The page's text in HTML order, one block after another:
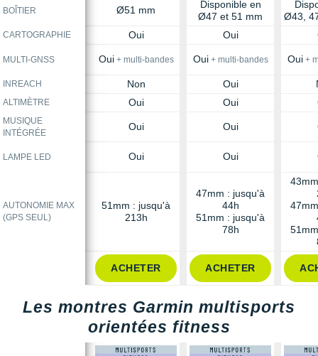
BOÎTIER Ø51 mm
Disponible en
Ø47 et 51 mm
Ø43,
CARTOGRAPHIE Oui Oui
MULTI-GNSS Oui+ multi-bandes Oui+ multi-bandes Oui+
INREACH Non Oui
ALTIMÈTRE Oui Oui
MUSIQUE
INTÉGRÉE
Oui Oui
LAMPE LED Oui Oui
AUTONOMIE MAX
(GPS SEUL)
51mm : jusqu'à
213h
47mm : jusqu'à
44h
51mm : jusqu'à
78h
ACHETER ACHETER
Les montres Garmin multisports
orientées fitness